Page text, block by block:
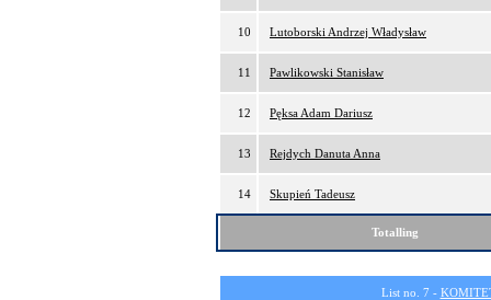
10 Lutoborski Andrzej Władysław
11 Pawlikowski Stanisław
12 Pęksa Adam Dariusz
13 Rejdych Danuta Anna
14 Skupień Tadeusz
Totalling
List no. 7 -